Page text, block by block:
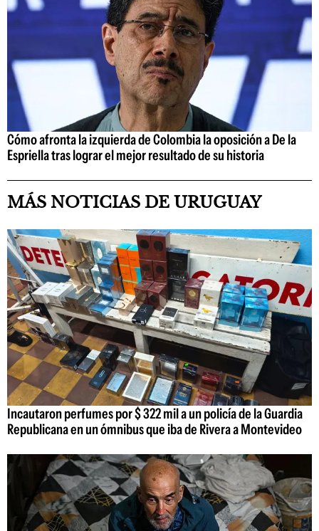
Cómo afronta la izquierda de Colombia la oposición a De la
Espriella tras lograr el mejor resultado de su historia
MÁS NOTICIAS DE URUGUAY
Incautaron perfumes por $ 322 mil a un policía de la Guardia
Republicana en un ómnibus que iba de Rivera a Montevideo